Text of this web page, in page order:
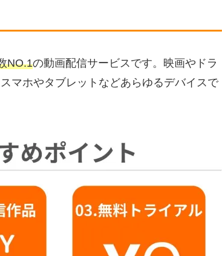
NO.1の動画配信サービスです。映画やドラ
マホやタブレットなどあらゆるデバイスで